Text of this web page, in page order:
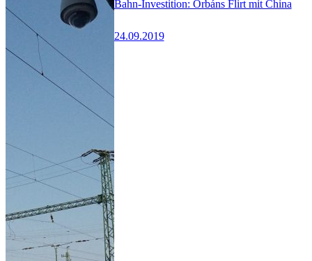
Bahn-Investition: Orbáns Flirt mit China
24.09.2019